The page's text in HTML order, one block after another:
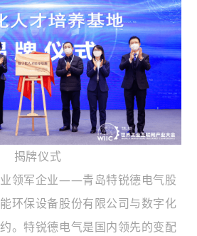
揭牌仪式
领军企业——青岛特锐德电气股
环保设备股份有限公司与数字化
。特锐德电气是国内领先的变配